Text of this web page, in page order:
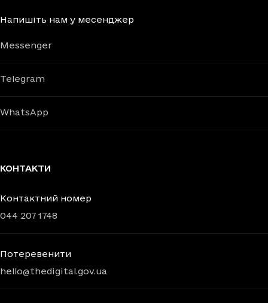
Напишіть нам у месенджер
Messenger
Telegram
WhatsApp
КОНТАКТИ
Контактний номер
044 207 1748
Потеревенити
hello@thedigital.gov.ua